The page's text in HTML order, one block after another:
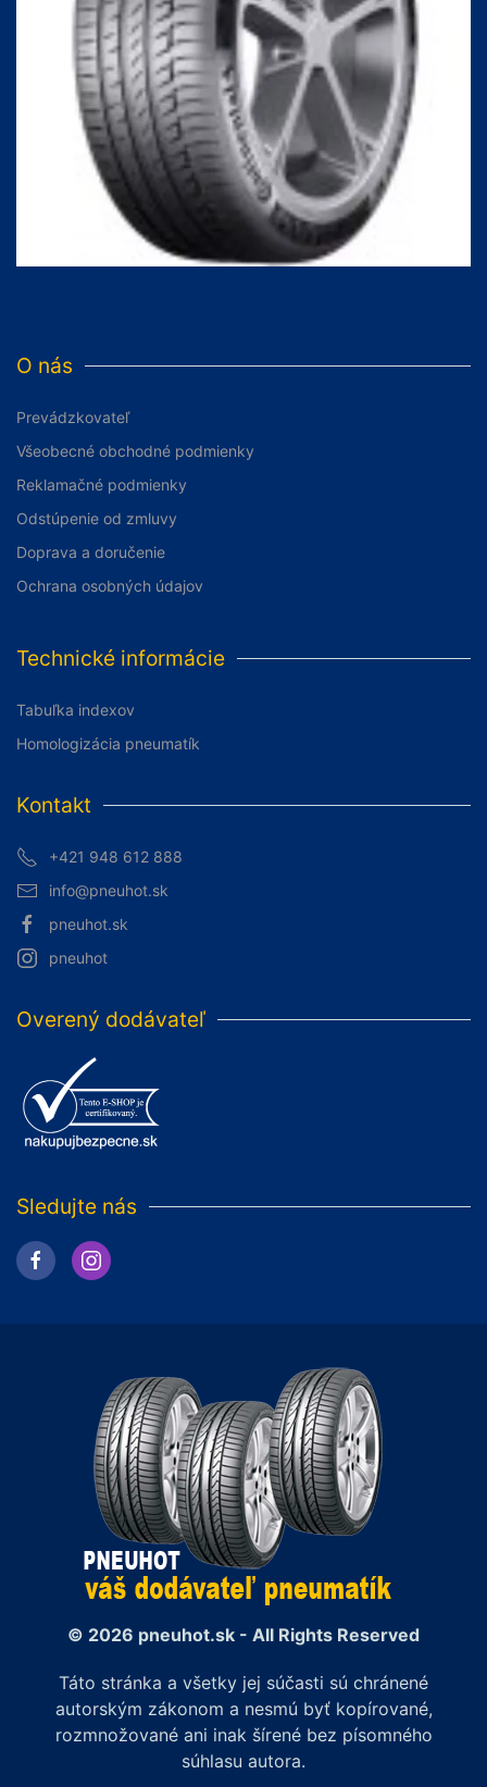
O nás
Prevádzkovateľ
Všeobecné obchodné podmienky
Reklamačné podmienky
Odstúpenie od zmluvy
Doprava a doručenie
Ochrana osobných údajov
Technické informácie
Tabuľka indexov
Homologizácia pneumatík
Kontakt
+421 948 612 888
info@pneuhot.sk
pneuhot.sk
pneuhot
Overený dodávateľ
Sledujte nás
© 2026 pneuhot.sk - All Rights Reserved
Táto stránka a všetky jej súčasti sú chránené
autorským zákonom a nesmú byť kopírované,
rozmnožované ani inak šírené bez písomného
súhlasu autora.